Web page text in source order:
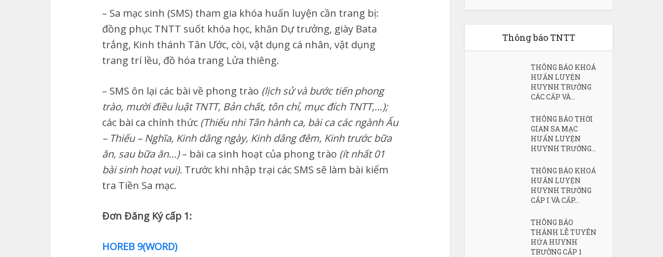
– Sa mạc sinh (SMS) tham gia khóa huấn luyện cần trang bị:
đồng phục TNTT suốt khóa học, khăn Dự trưởng, giày Bata
trắng, Kinh thánh Tân Ước, còi, vật dụng cá nhân, vật dụng
trang trí lều, đồ hóa trang Lửa thiêng.
– SMS ôn lại các bài về phong trào (lịch sử và bước tiến phong
trào, mười điều luật TNTT, Bản chất, tôn chỉ, mục đích TNTT,…);
các bài ca chính thức (Thiếu nhi Tân hành ca, bài ca các ngành Ấu
– Thiếu – Nghĩa, Kinh dâng ngày, Kinh dâng đêm, Kinh trước bữa
ăn, sau bữa ăn…)– bài ca sinh hoạt của phong trào (ít nhất 01
bài sinh hoạt vui). Trước khi nhập trại các SMS sẽ làm bài kiểm
tra Tiền Sa mạc.
Đơn Đăng Ký cấp 1:
HOREB 9(WORD)
Thông báo TNTT
THÔNG BÁO KHOÁ
HUẤN LUYỆN
HUYNH TRƯỞNG
CÁC CẤP VÀ...
THÔNG BÁO THỜI
GIAN SA MẠC
HUẤN LUYỆN
HUYNH TRƯỞNG...
THÔNG BÁO KHOÁ
HUẤN LUYỆN
HUYNH TRƯỞNG
CẤP I VÀ CẤP...
THÔNG BÁO
THÁNH LỄ TUYÊN
HỨA HUYNH
TRƯỞNG CẤP 1